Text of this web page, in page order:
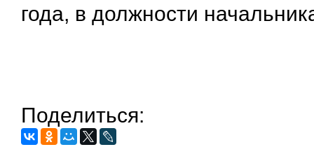
года, в должности
Поделиться: